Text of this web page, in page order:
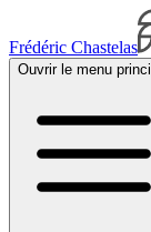
Frédéric Chastelas
Ouvrir le menu